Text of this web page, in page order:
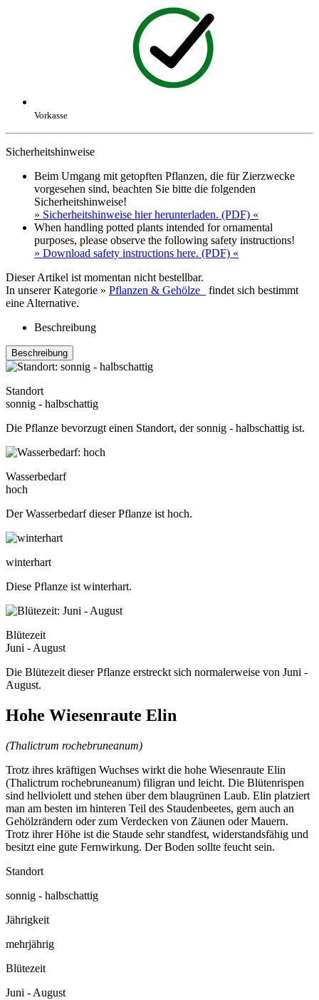
Vorkasse
Sicherheitshinweise
Beim Umgang mit getopften Pflanzen, die für Zierzwecke
vorgesehen sind, beachten Sie bitte die folgenden
Sicherheitshinweise!
» Sicherheitshinweise hier herunterladen. (PDF) «
When handling potted plants intended for ornamental
purposes, please observe the following safety instructions!
» Download safety instructions here. (PDF) «
Dieser Artikel ist momentan nicht bestellbar.
In unserer Kategorie » Pflanzen & Gehölze
findet sich bestimmt
eine Alternative.
Beschreibung
Beschreibung
Standort
sonnig - halbschattig
Die Pflanze bevorzugt einen Standort, der sonnig - halbschattig ist.
Wasserbedarf
hoch
Der Wasserbedarf dieser Pflanze ist hoch.
winterhart
Diese Pflanze ist winterhart.
Blütezeit
Juni - August
Die Blütezeit dieser Pflanze erstreckt sich normalerweise von Juni -
August.
Hohe Wiesenraute Elin
(Thalictrum rochebruneanum)
Trotz ihres kräftigen Wuchses wirkt die hohe Wiesenraute Elin
(Thalictrum rochebruneanum) filigran und leicht. Die Blütenrispen
sind hellviolett und stehen über dem blaugrünen Laub. Elin platziert
man am besten im hinteren Teil des Staudenbeetes, gern auch an
Gehölzrändern oder zum Verdecken von Zäunen oder Mauern.
Trotz ihrer Höhe ist die Staude sehr standfest, widerstandsfähig und
besitzt eine gute Fernwirkung. Der Boden sollte feucht sein.
Standort
sonnig - halbschattig
Jährigkeit
mehrjährig
Blütezeit
Juni - August